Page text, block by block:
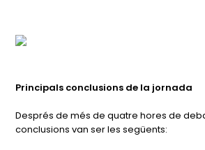
Principals conclusions de la jornada
Després de més de quatre hores de
conclusions van ser les següents: